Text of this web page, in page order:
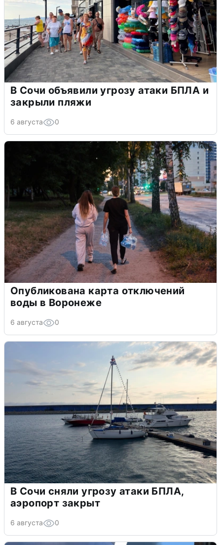
В Сочи объявили угрозу атаки БПЛА и
закрыли пляжи
6 августа 0
Опубликована карта отключений
воды в Воронеже
6 августа 0
В Сочи сняли угрозу атаки БПЛА,
аэропорт закрыт
6 августа 0